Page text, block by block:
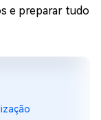
e preparar tudo